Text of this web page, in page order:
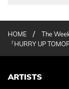
HOME / The
『HURRY UP
ARTISTS